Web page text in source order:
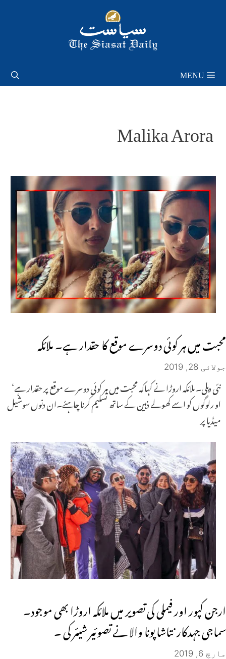
MENU
Malika Arora
محبت میں ہر کوئی دوسرے موقع کا حقدار ہے۔ ملائکہ
جولائی 28, 2019
نئی دہلی۔ ملائکہ اروڑا نے کہاکہ محبت میں ہر کوئی دوسرے موقع پر حقدار ہے‘
او رلوگوں کو اسے کھولے ذہین کے ساتھ تسلیم کرنا چاہئے۔ان دنوں سوشیل
میڈیا پر
ارجن کپور اور فیملی کی تصویر میں ملائکہ اروڑا بھی موجود۔
سماجی جہدکار نتاشا پونا والا نے تصوئیر شیئر کی ۔
مارچ 6, 2019